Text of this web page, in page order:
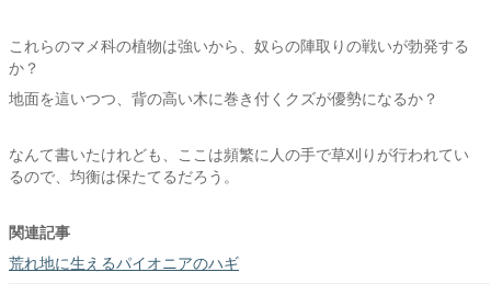
これらのマメ科の植物は強いから、奴らの陣取りの戦いが勃発する
か？
地面を這いつつ、背の高い木に巻き付くクズが優勢になるか？
なんて書いたけれども、ここは頻繁に人の手で草刈りが行われてい
るので、均衡は保たてるだろう。
関連記事
荒れ地に生えるパイオニアのハギ